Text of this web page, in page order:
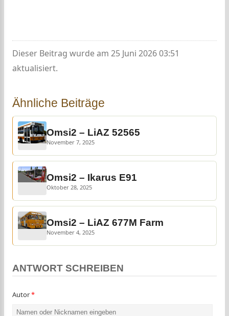
Dieser Beitrag wurde am 25 Juni 2026 03:51
aktualisiert.
Ähnliche Beiträge
Omsi2 – LiAZ 52565
November 7, 2025
Omsi2 – Ikarus E91
Oktober 28, 2025
Omsi2 – LiAZ 677M Farm
November 4, 2025
ANTWORT SCHREIBEN
Autor*